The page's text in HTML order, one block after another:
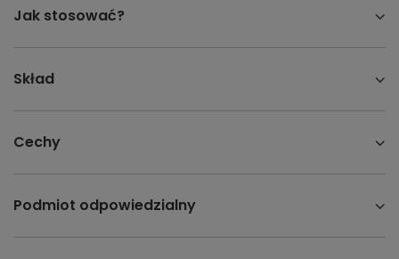
Jak stosować?
Skład
Cechy
Podmiot odpowiedzialny